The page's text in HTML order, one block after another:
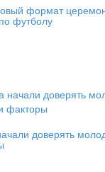
формат
футболу
доверять